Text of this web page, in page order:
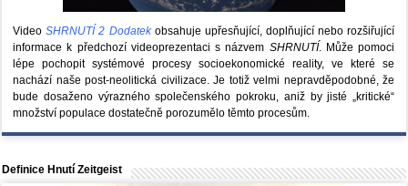
VideoSHRNUTÍ 2 Dodatekobsahuje upřesňující, doplňující nebo rozšiřující
informace k předchozí videoprezentaci s názvem SHRNUTÍ. Může pomoci
lépe pochopit systémové procesy socioekonomické reality, ve které se
nachází naše post-neolitická civilizace. Je totiž velmi nepravděpodobné, že
bude dosaženo výrazného společenského pokroku, aniž by jisté „kritické“
množství populace dostatečně porozumělo těmto procesům.
Definice Hnutí Zeitgeist